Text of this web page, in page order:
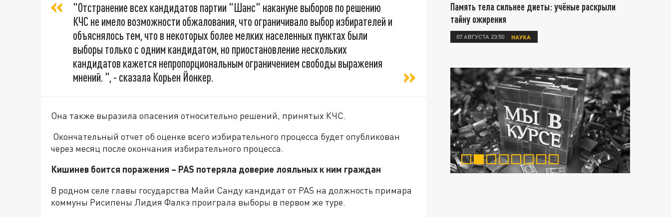
"Отстранение всех кандидатов партии "Шанс" накануне выборов по решению
КЧС не имело возможности обжалования, что ограничивало выбор избирателей и
объяснялось тем, что в некоторых более мелких населенных пунктах были
выборы только с одним кандидатом, но приостановление нескольких
кандидатов кажется непропорциональным ограничением свободы выражения
мнений. ", - сказала Корьен Йонкер.
Она также выразила опасения относительно решений, принятых КЧС.
Окончательный отчет об оценке всего избирательного процесса будет опубликован
через месяц после окончания избирательного процесса.
Кишинев боится поражения – PAS потеряла доверие лояльных к ним граждан
В родном селе главы государства Майи Санду кандидат от PAS на должность примара
коммуны Рисипены Лидия Фалкэ проиграла выборы в первом же туре.
Память тела сильнее диеты: учёные раскрыли
тайну ожирения
07 АВГУСТА 23:50 НАУКА